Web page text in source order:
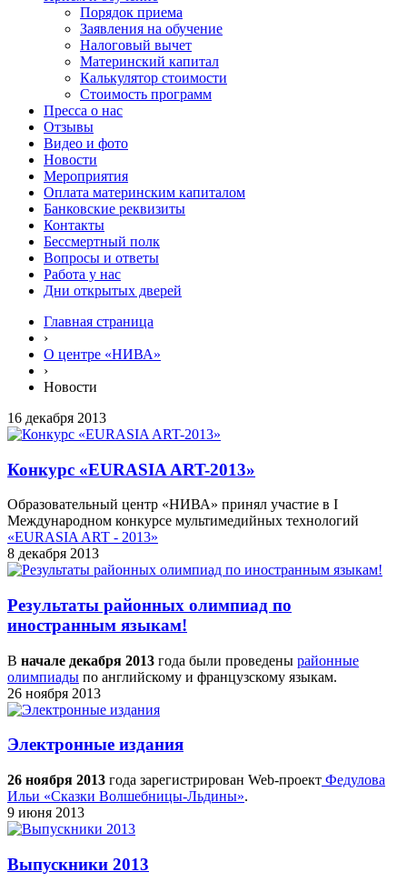
Порядок приема
Заявления на обучение
Налоговый вычет
Материнский капитал
Калькулятор стоимости
Стоимость программ
Пресса о нас
Отзывы
Видео и фото
Новости
Мероприятия
Оплата материнским капиталом
Банковские реквизиты
Контакты
Бессмертный полк
Вопросы и ответы
Работа у нас
Дни открытых дверей
Главная страница
›
О центре «НИВА»
›
Новости
16 декабря 2013
Конкурс «EURASIA ART-2013»
Образовательный центр «НИВА» принял участие в I
Международном конкурсе мультимедийных технологий
«EURASIA ART - 2013»
8 декабря 2013
Результаты районных олимпиад по
иностранным языкам!
В начале декабря 2013 года были проведены районные
олимпиады по английскому и французскому языкам.
26 ноября 2013
Электронные издания
26 ноября 2013 года зарегистрирован Web-проект Федулова
Ильи «Сказки Волшебницы-Льдины».
9 июня 2013
Выпускники 2013